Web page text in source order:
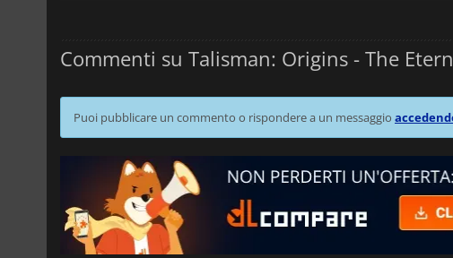
Commenti su Talisman: Origins - The
Puoi pubblicare un commento o rispondere a un messaggio